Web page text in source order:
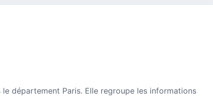
département Paris. Elle regroupe les informations